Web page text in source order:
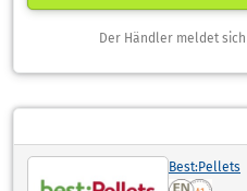
Der Händler meldet
Best:Pellets